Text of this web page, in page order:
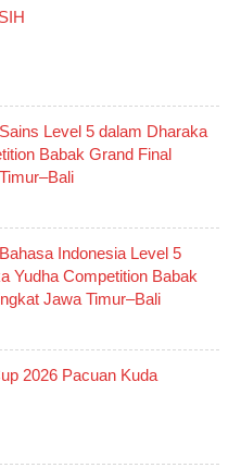
Level 5 dalam Dharaka
Babak Grand Final
Indonesia Level 5
Yudha Competition Babak
Jawa Timur–Bali
2026 Pacuan Kuda